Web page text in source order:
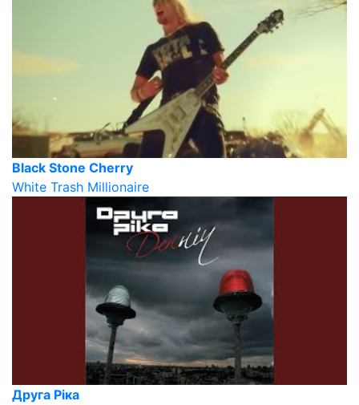
Black Stone Cherry
White Trash Millionaire
Друга Ріка